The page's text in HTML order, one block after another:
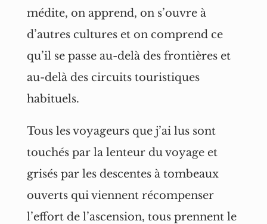
médite, on apprend, on s’ouvre à
d’autres cultures et on comprend ce
qu’il se passe au-delà des frontières et
au-delà des circuits touristiques
habituels.
Tous les voyageurs que j’ai lus sont
touchés par la lenteur du voyage et
grisés par les descentes à tombeaux
ouverts qui viennent récompenser
l’effort de l’ascension, tous prennent le